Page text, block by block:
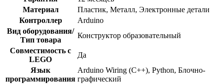
Материал
Пластик, Металл, Электронные детали
Контроллер
Arduino
Вид оборудования/
Тип товара
Конструктор образовательный
Совместимость с
LEGO
Да
Язык
программирования
Arduino Wiring (C++), Python, Блочно-
графический